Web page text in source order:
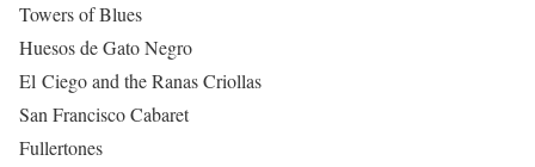
Towers of Blues
Huesos de Gato Negro
El Ciego and the Ranas Criollas
San Francisco Cabaret
Fullertones